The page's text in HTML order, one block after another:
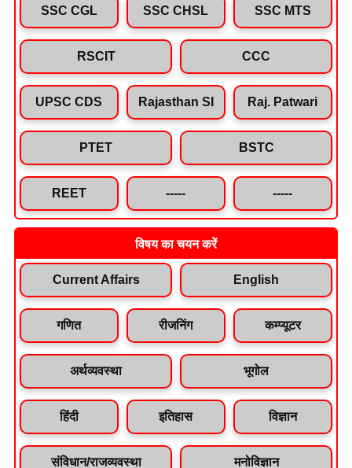
SSC CGL SSC CHSL SSC MTS
RSCIT CCC
UPSC CDS Rajasthan SI Raj. Patwari
PTET BSTC
REET ----- -----
विषय का चयन करें
Current Affairs English
गणित रीजनिंग कम्प्यूटर
अर्थव्यवस्था भूगोल
हिंदी इतिहास विज्ञान
संविधान/राजव्यवस्था मनोविज्ञान